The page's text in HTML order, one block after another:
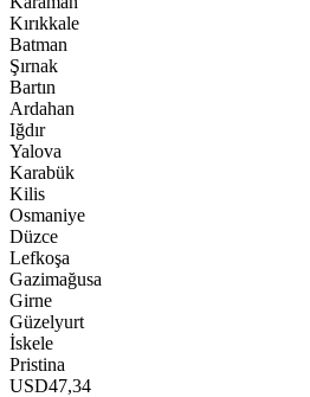
Kırıkkale
Batman
Şırnak
Bartın
Ardahan
Iğdır
Yalova
Karabük
Kilis
Osmaniye
Düzce
Lefkoşa
Gazimağusa
Girne
Güzelyurt
İskele
Pristina
USD47,34